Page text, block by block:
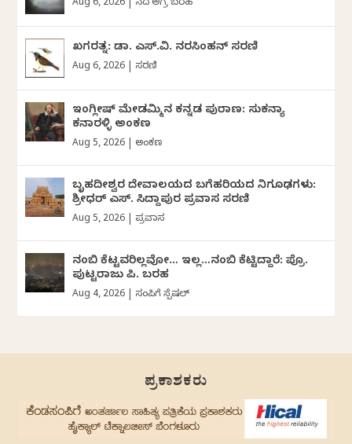
Aug 6, 2026 ದಿನದ ಅಗ್ರ ಬರಹ
ಖಗರತ್ನ: ಡಾ. ಎಸ್.ವಿ. ನರಸಿಂಹನ್‌‌ ಸರಣಿ
Aug 6, 2026 ಸರಣಿ
ಇಂಗ್ಲೀಷ್ ಮೇಡಮ್ಮಿನ ಕನ್ನಡ ಪುರಾಣ: ಸುಕನ್ಯಾ
ಕನಾರಳ್ಳಿ ಅಂಕಣ
Aug 5, 2026 ಅಂಕಣ
ಬೃಹದೀಶ್ವರ ದೇವಾಲಯದ ಬಗೆಹರಿಯದ ನಿಗೂಢಗಳು:
ಶ್ರೀಧರ್‌ ಎಸ್.‌ ಸಿದ್ದಾಪುರ ಪ್ರವಾಸ ಸರಣಿ
Aug 5, 2026 ಪ್ರವಾಸ
ನಂಬಿ ಕೆಟ್ಟವರಿಲ್ಲವೋ… ಇಲ್ಲ…ನಂಬಿ ಕೆಟ್ಟಿದ್ದಾರೆ: ಪ್ರೊ.
ಪುಟ್ಟರಾಜು ಪಿ. ಬರಹ
Aug 4, 2026 ಸಂಪಿಗೆ ಸ್ಪೆಷಲ್
ಪ್ರಕಾಶಕರು